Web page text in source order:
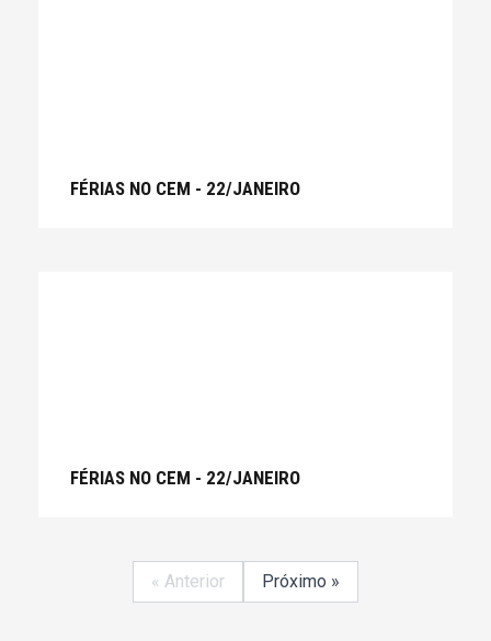
FÉRIAS NO CEM - 22/JANEIRO
FÉRIAS NO CEM - 22/JANEIRO
« Anterior Próximo »